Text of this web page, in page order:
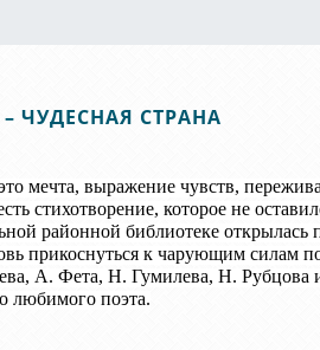
ЧУДЕСНАЯ СТРАНА
мечта, выражение чувств,
стихотворение, которое не
районной библиотеке открылась
прикоснуться к чарующим силам
А. Фета, Н. Гумилева, Н. Рубцова
любимого поэта.